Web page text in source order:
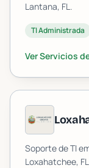
Lantana, FL.
TI Administrada
Ver Servicios
Soporte de TI
Loxahatchee,